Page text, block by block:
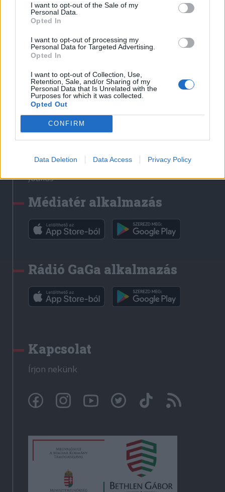
I want to opt-out of the Sale of my
Personal Data.
Opted In
I want to opt-out of processing my
Personal Data for Targeted Advertising.
Opted In
I want to opt-out of Collection, Use,
Retention, Sale, and/or Sharing of my
Personal Data that Is Unrelated with the
Purposes for which it was collected.
Opted Out
CONFIRM
Data Deletion Data Access Privacy Policy
Sütibeállítások
Médiatér
Liget
Krónika
Bihari Napló
Erdélyi Napló
Főtér
Rádió GaGa
Jóállás
Médiatér alkalmazás
Rádió GaGa alkalmazás
Kapcsolat
Írjon nekünk